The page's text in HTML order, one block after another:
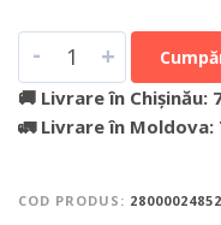
- +
🚚 Livrare în Chișinău:
🚛 Livrare în Moldova:
COD PRODUS: